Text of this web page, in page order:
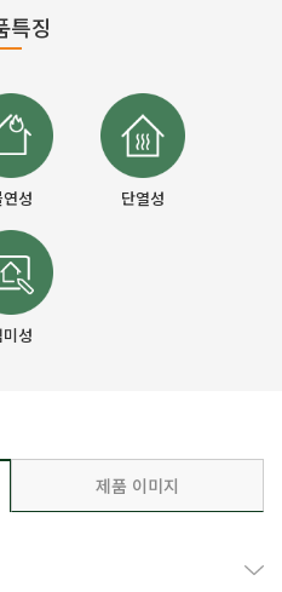
특징
성 단열성
미성
제품 이미지